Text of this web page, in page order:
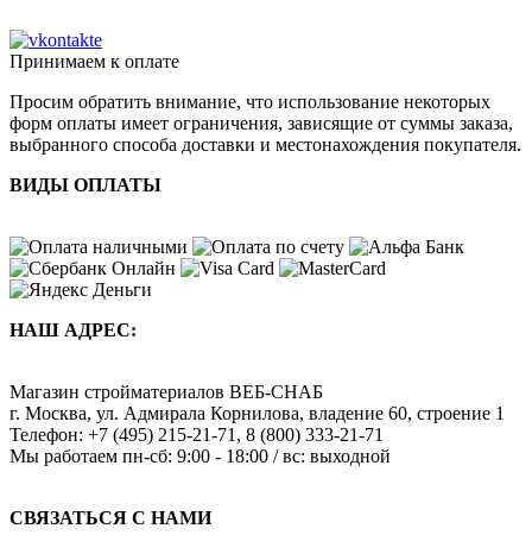
Принимаем к оплате
Просим обратить внимание, что использование некоторых
форм оплаты имеет ограничения, зависящие от суммы заказа,
выбранного способа доставки и местонахождения покупателя.
ВИДЫ ОПЛАТЫ
НАШ АДРЕС:
Магазин стройматериалов ВЕБ-СНАБ
г. Москва, ул. Адмирала Корнилова, владение 60, строение 1
Телефон: +7 (495) 215-21-71 , 8 (800) 333-21-71
Мы работаем пн-сб: 9:00 - 18:00 / вс: выходной
СВЯЗАТЬСЯ С НАМИ